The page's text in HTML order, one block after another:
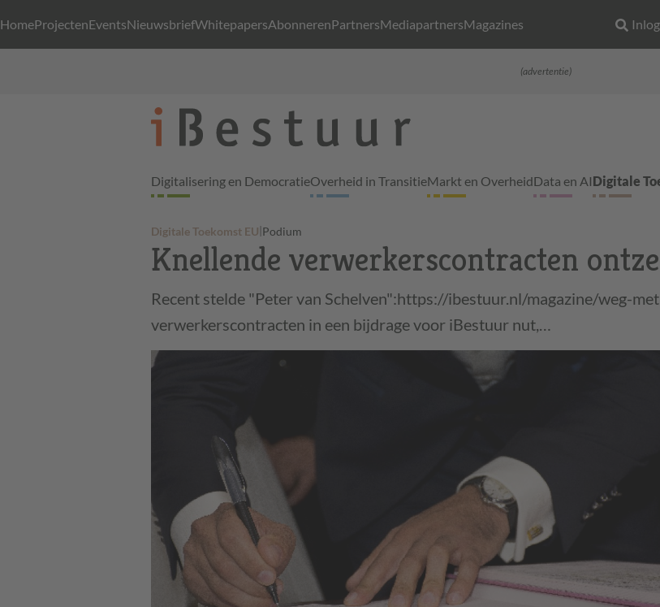
HomeProjectenEventsNieuwsbriefWhitepapersAbonnerenPartnersMediapartnersMagazines
(advertentie)
Digitalisering en DemocratieOverheid in TransitieMarkt en OverheidData en AIDigitale
Digitale Toekomst EU|Podium
Knellende verwerkers­contracten
Recent stelde "Peter van Schelven":https://ibestuur.nl/magazine/weg-
verwerkerscontracten in een bijdrage voor iBestuur nut,…